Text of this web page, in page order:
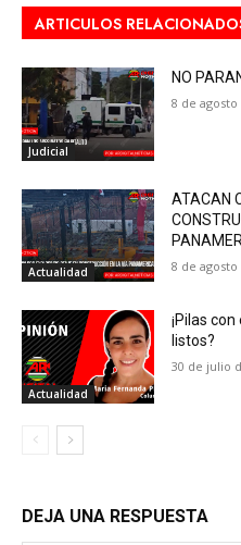
ARTICULOS
Judicial
NO
8 de agosto
Actualidad
ATACAN
8 de agosto
Actualidad
¡Pilas
listos?
30 de julio
DEJA UNA RESPUESTA